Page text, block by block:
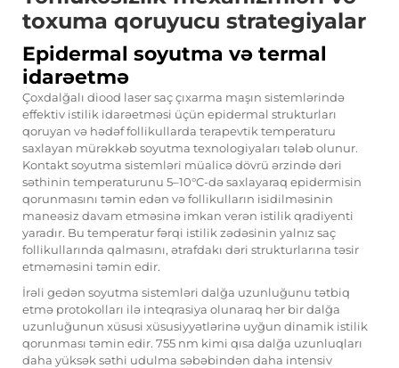
toxuma qoruyucu strategiyalar
Epidermal soyutma və termal
idarəetmə
Çoxdalğalı diood laser saç çıxarma maşın sistemlərində
effektiv istilik idarəetməsi üçün epidermal strukturları
qoruyan və hədəf follikullarda terapevtik temperaturu
saxlayan mürəkkəb soyutma texnologiyaları tələb olunur.
Kontakt soyutma sistemləri müalicə dövrü ərzində dəri
səthinin temperaturunu 5–10°C-də saxlayaraq epidermisin
qorunmasını təmin edən və follikulların isidilməsinin
maneəsiz davam etməsinə imkan verən istilik qradiyenti
yaradır. Bu temperatur fərqi istilik zədəsinin yalnız saç
follikullarında qalmasını, ətrafdakı dəri strukturlarına təsir
etməməsini təmin edir.
İrəli gedən soyutma sistemləri dalğa uzunluğunu tətbiq
etmə protokolları ilə inteqrasiya olunaraq hər bir dalğa
uzunluğunun xüsusi xüsusiyyətlərinə uyğun dinamik istilik
qorunması təmin edir. 755 nm kimi qısa dalğa uzunluqları
daha yüksək səthi udulma səbəbindən daha intensiv